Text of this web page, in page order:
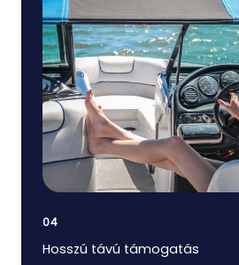
04
Hosszú távú támogatás